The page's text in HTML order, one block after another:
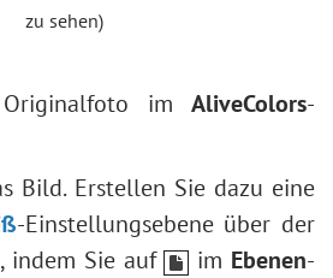
zu sehen)
im AliveColors-
Bild. Erstellen Sie dazu eine
-Einstellungsebene über der
indem Sie auf
im Ebenen-